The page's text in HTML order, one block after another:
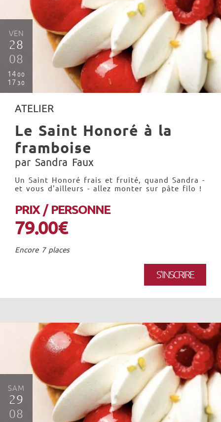
VEN
28
08
14 00
17 30
ATELIER
Le Saint Honoré à la
framboise
par Sandra Faux
Un Saint Honoré frais et fruité, quand Sandra -
et vous d'ailleurs - allez monter sur pâte filo !
PRIX / PERSONNE
79.00€
Encore 7 places
S'INSCRIRE
SAM
29
08